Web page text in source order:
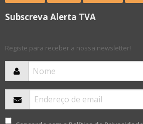
Subscreva Alerta TVA
Registe para receber a nossa newsletter!